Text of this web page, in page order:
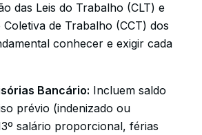
das Leis do Trabalho (CLT) e
de Trabalho (CCT) dos
conhecer e exigir cada
Bancário: Incluem saldo
prévio (indenizado ou
salário proporcional, férias